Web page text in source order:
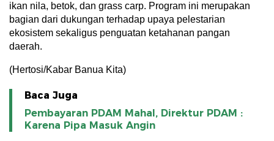
ikan nila, betok, dan grass carp. Program ini merupakan
bagian dari dukungan terhadap upaya pelestarian
ekosistem sekaligus penguatan ketahanan pangan
daerah.
(Hertosi/Kabar Banua Kita)
Baca Juga
Pembayaran PDAM Mahal, Direktur PDAM :
Karena Pipa Masuk Angin